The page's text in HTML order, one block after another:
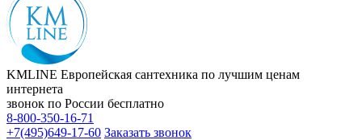
KMLINE Европейская сантехника по лучшим ценам
интернета
звонок по России бесплатно
8-800-350-16-71
+7(495)649-17-60 Заказать звонок